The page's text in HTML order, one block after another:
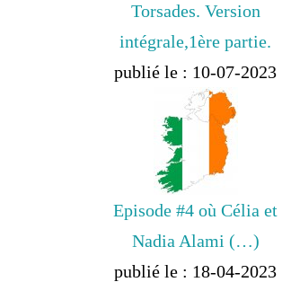
Torsades. Version
intégrale,1ère partie.
publié le : 10-07-2023
Episode #4 où Célia et
Nadia Alami (…)
publié le : 18-04-2023